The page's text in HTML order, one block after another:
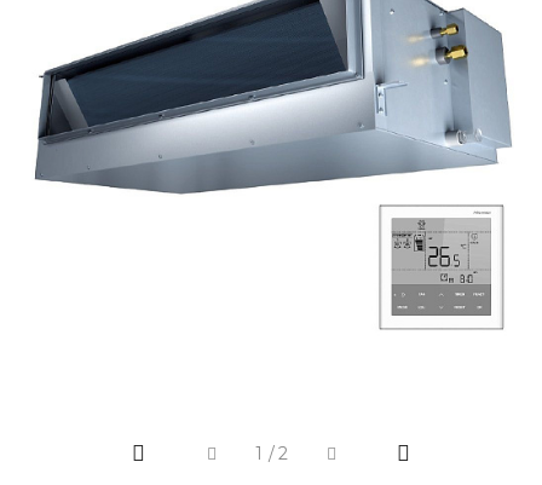
1 /2